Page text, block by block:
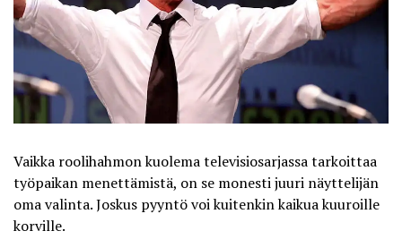
Vaikka roolihahmon kuolema televisiosarjassa tarkoittaa
työpaikan menettämistä, on se monesti juuri näyttelijän
oma valinta. Joskus pyyntö voi kuitenkin kaikua kuuroille
korville.